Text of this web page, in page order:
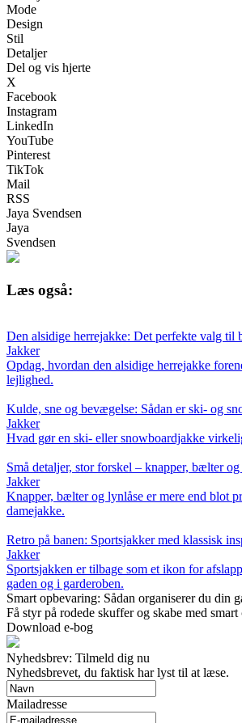
Mode
Design
Stil
Detaljer
Del og vis hjerte
X
Facebook
Instagram
LinkedIn
YouTube
Pinterest
TikTok
Mail
RSS
Jaya Svendsen
Jaya
Svendsen
Læs også:
Den alsidige herrejakke: Det perfekte valg til
Jakker
Opdag, hvordan den alsidige herrejakke
lejlighed.
Kulde, sne og bevægelse: Sådan er ski- og
Jakker
Hvad gør en ski- eller snowboardjakke
Små detaljer, stor forskel – knapper, bælter
Jakker
Knapper, bælter og lynlåse er mere end blot
damejakke.
Retro på banen: Sportsjakker med klassisk
Jakker
Sportsjakken er tilbage som et ikon for
gaden og i garderoben.
Smart opbevaring: Sådan organiserer du din
Få styr på rodede skuffer og skabe med
Download e-bog
Nyhedsbrev: Tilmeld dig nu
Nyhedsbrevet, du faktisk har lyst til at læse.
Mailadresse